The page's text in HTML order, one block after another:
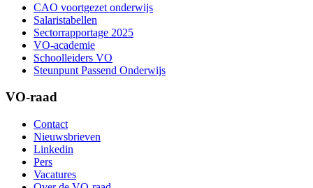
CAO voortgezet onderwijs
Salaristabellen
Sectorrapportage 2025
VO-academie
Schoolleiders VO
Steunpunt Passend Onderwijs
VO-raad
Contact
Nieuwsbrieven
Linkedin
Pers
Vacatures